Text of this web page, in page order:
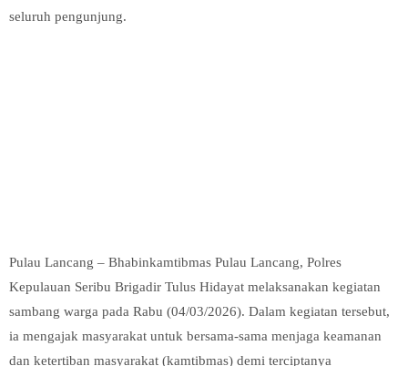
seluruh pengunjung.
Pulau Lancang – Bhabinkamtibmas Pulau Lancang, Polres
Kepulauan Seribu Brigadir Tulus Hidayat melaksanakan kegiatan
sambang warga pada Rabu (04/03/2026). Dalam kegiatan tersebut,
ia mengajak masyarakat untuk bersama-sama menjaga keamanan
dan ketertiban masyarakat (kamtibmas) demi terciptanya